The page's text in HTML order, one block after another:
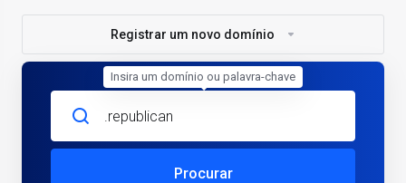
Registrar um novo domínio
Procurar
Insira um domínio ou palavra-chave